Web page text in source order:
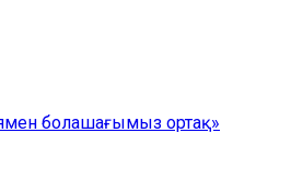
болашағымыз ортақ»